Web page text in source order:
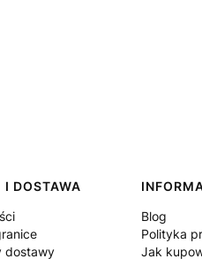
I DOSTAWA
dostawy
Blog
Polityka
Jak